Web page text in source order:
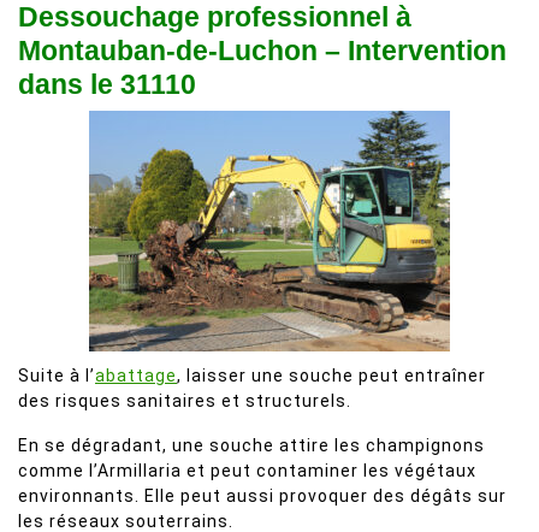
Dessouchage professionnel à
Montauban-de-Luchon – Intervention
dans le 31110
Suite à l’abattage, laisser une souche peut entraîner
des risques sanitaires et structurels.
En se dégradant, une souche attire les champignons
comme l’Armillaria et peut contaminer les végétaux
environnants. Elle peut aussi provoquer des dégâts sur
les réseaux souterrains.